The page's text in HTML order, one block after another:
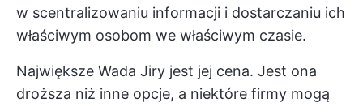
w scentralizowaniu informacji i dostarczaniu ich
właściwym osobom we właściwym czasie.
Największe Wada Jiry jest jej cena. Jest ona
droższa niż inne opcje, a niektóre firmy mogą